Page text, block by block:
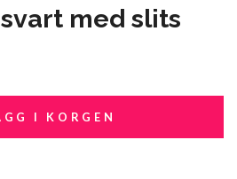
med slits
I KORGEN